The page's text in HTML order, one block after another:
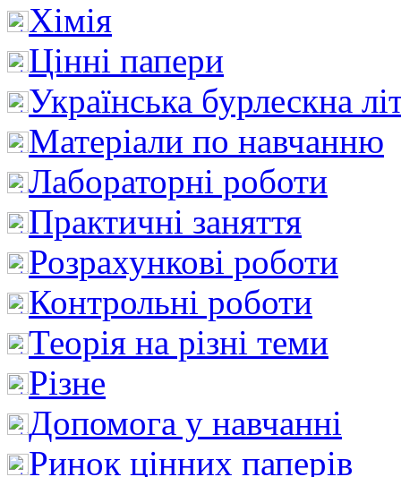
Хімія
Цінні папери
Українська бурлескна
Матеріали по навчанню
Лабораторні роботи
Практичні заняття
Розрахункові роботи
Контрольні роботи
Теорія на різні теми
Різне
Допомога у навчанні
Ринок цінних паперів